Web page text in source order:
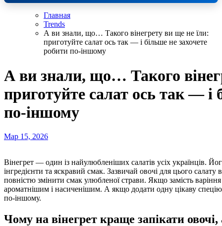
Главная
Trends
А ви знали, що… Такого вінегрету ви ще не їли:
приготуйте салат ось так — і більше не захочете
робити по-іншому
А ви знали, що… Такого
приготуйте салат ось так — і
по-іншому
Мар 15, 2026
Вінегрет — один із найулюбленіших салатів усіх українців. Його люблять за простоту приготування, доступні
інгредієнти та яскравий смак. Зазвичай овочі для цього
повністю змінити смак улюбленої страви. Якщо замість варіння
ароматнішим і насиченішим. А якщо додати одну цікаву
по-іншому.
Чому на вінегрет краще запікати